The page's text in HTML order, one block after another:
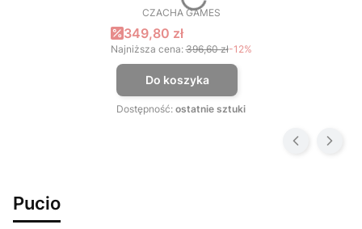
PRODUCENT
CZACHA GAMES
Cena promocyjna
349,80 zł
Najniższa cena: 396,60 zł-12%
Do koszyka
Dostępność: ostatnie sztuki
Pucio